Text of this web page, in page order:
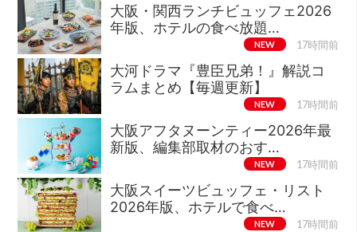
大阪・関西ランチビュッフェ2026
年版、ホテルの食べ放題…
NEW 17時間前
大河ドラマ『豊臣兄弟！』解説コ
ラムまとめ【毎週更新】
NEW 17時間前
大阪アフタヌーンティー2026年最
新版、編集部取材のおす…
NEW 17時間前
大阪スイーツビュッフェ・リスト
2026年版、ホテルで食べ…
NEW 17時間前